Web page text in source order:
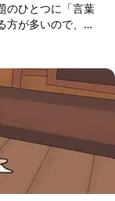
のひとつに「言葉
方が多いので、英
はそれが出来な